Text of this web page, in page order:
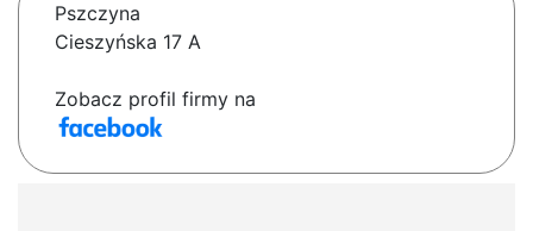
Pszczyna
Cieszyńska 17 A
Zobacz profil firmy na